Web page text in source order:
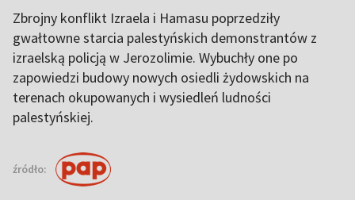
Zbrojny konflikt Izraela i Hamasu poprzedziły
gwałtowne starcia palestyńskich demonstrantów z
izraelską policją w Jerozolimie. Wybuchły one po
zapowiedzi budowy nowych osiedli żydowskich na
terenach okupowanych i wysiedleń ludności
palestyńskiej.
źródło: